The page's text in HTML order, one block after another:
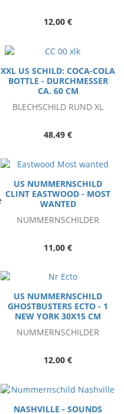
12,00 €
XXL US SCHILD: COCA-COLA
BOTTLE - DURCHMESSER
CA. 60 CM
BLECHSCHILD RUND XL
48,49 €
US NUMMERNSCHILD
CLINT EASTWOOD - MOST
WANTED
NUMMERNSCHILDER
11,00 €
US NUMMERNSCHILD
GHOSTBUSTERS ECTO - 1
NEW YORK 30X15 CM
NUMMERNSCHILDER
12,00 €
NASHVILLE - SOUNDS